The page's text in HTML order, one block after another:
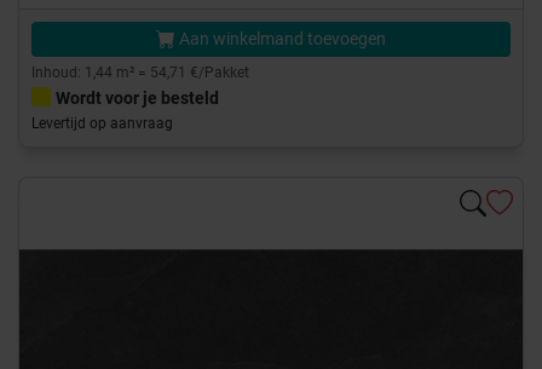
Aan winkelmand toevoegen
Inhoud: 1,44 m² = 54,71 €/Pakket
Wordt voor je besteld
Levertijd op aanvraag